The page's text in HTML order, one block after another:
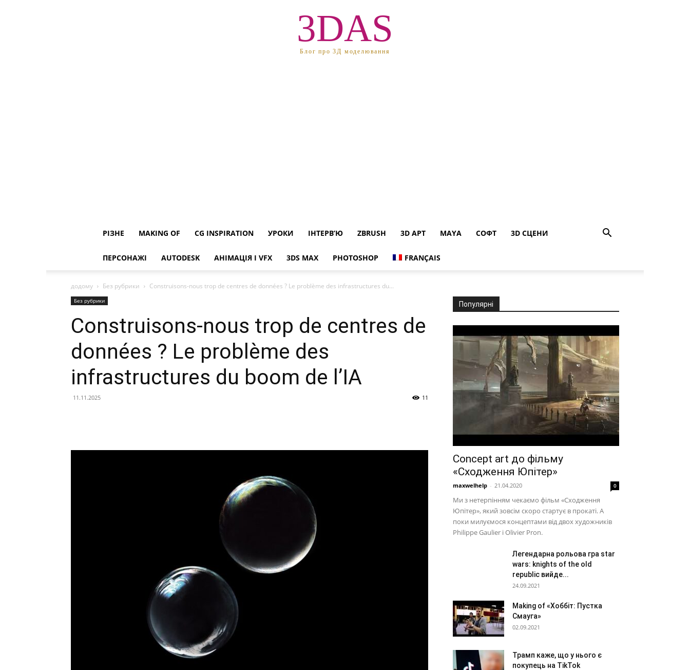
3DAS
Блог про 3Д моделювання
РІЗНЕ MAKING OF CG INSPIRATION УРОКИ ІНТЕРВ’Ю ZBRUSH 3D АРТ MAYA СОФТ 3D СЦЕНИ
ПЕРСОНАЖІ AUTODESK АНІМАЦІЯ І VFX 3DS MAX PHOTOSHOP FRANÇAIS
додому Без рубрики Construisons-nous trop de centres de données ? Le problème des infrastructures du...
Без рубрики
Construisons-nous trop de centres de
données ? Le problème des
infrastructures du boom de l’IA
11.11.2025 11
Популярні
Concept art до фільму
«Сходження Юпітер»
maxwelhelp - 21.04.2020 0
Ми з нетерпінням чекаємо фільм «Сходження
Юпітер», який зовсім скоро стартує в прокаті. А
поки милуємося концептами від двох художників
Philippe Gaulier і Olivier Pron.
Легендарна рольова гра star
wars: knights of the old
republic вийде...
24.09.2021
Making of «Хоббіт: Пустка
Смауга»
02.09.2021
Трамп каже, що у нього є
покупець на TikTok